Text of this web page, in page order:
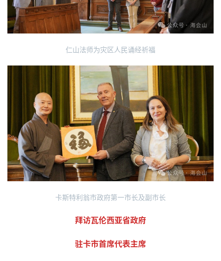
仁山法师为灾区人民诵经祈福
卡斯特利翁市政府第一市长及副市长
拜访瓦伦西亚省政府
驻卡市首席代表主席